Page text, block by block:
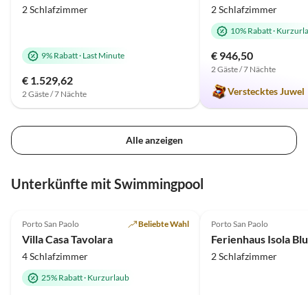
2 Schlafzimmer
9% Rabatt· Last Minute
€ 1.529,62
2 Gäste / 7 Nächte
2 Schlafzimmer
10% Rabatt·
€ 946,50
2 Gäste / 7 Nächte
Verstecktes Juwel
Alle anzeigen
Unterkünfte mit Swimmingpool
Porto San Paolo Beliebte Wahl
Villa Casa Tavolara
4 Schlafzimmer
25% Rabatt· Kurzurlaub
Porto San Paolo
2 Schlafzimmer